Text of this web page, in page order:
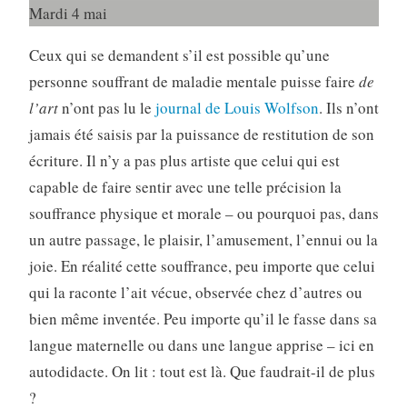
Mardi 4 mai
Ceux qui se demandent s’il est possible qu’une
personne souffrant de maladie mentale puisse faire de
l’artn’ont pas lu le journal de Louis Wolfson. Ils n’ont
jamais été saisis par la puissance de restitution de son
écriture. Il n’y a pas plus artiste que celui qui est
capable de faire sentir avec une telle précision la
souffrance physique et morale – ou pourquoi pas, dans
un autre passage, le plaisir, l’amusement, l’ennui ou la
joie. En réalité cette souffrance, peu importe que celui
qui la raconte l’ait vécue, observée chez d’autres ou
bien même inventée. Peu importe qu’il le fasse dans sa
langue maternelle ou dans une langue apprise – ici en
autodidacte. On lit : tout est là. Que faudrait-il de plus
?